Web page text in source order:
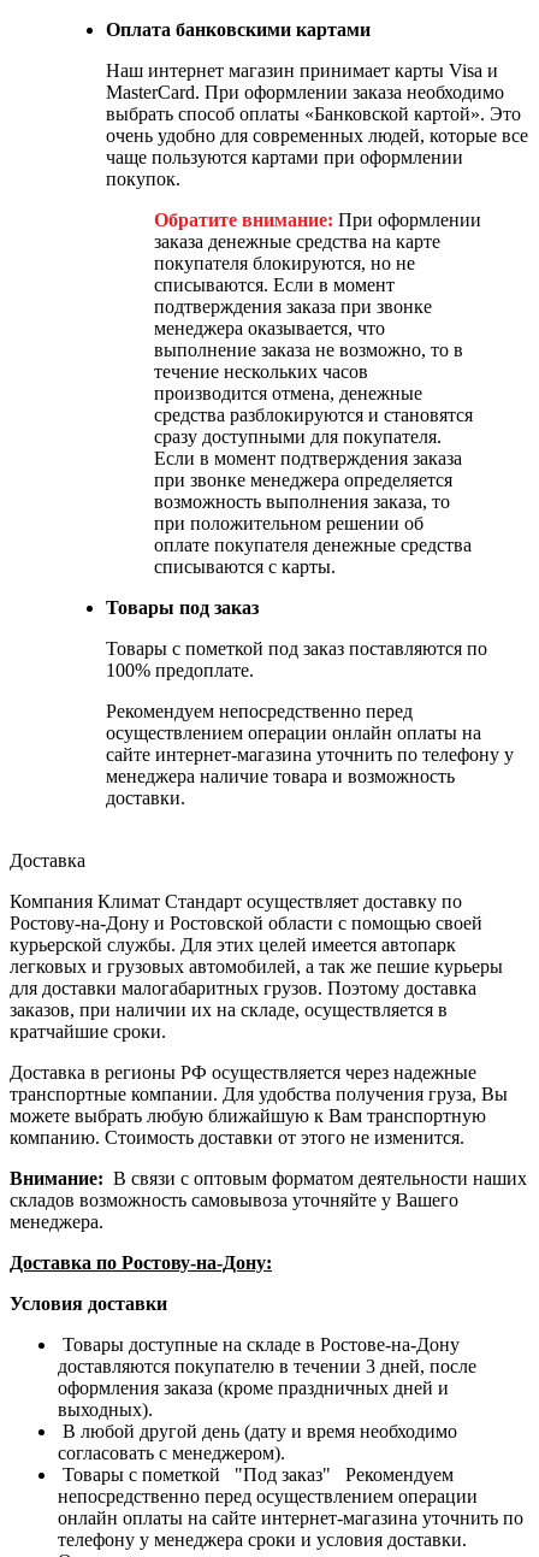
Оплата банковскими картами
Наш интернет магазин принимает карты Visa и
MasterCard. При оформлении заказа необходимо
выбрать способ оплаты «Банковской картой». Это
очень удобно для современных людей, которые все
чаще пользуются картами при оформлении
покупок.
Обратите внимание: При оформлении
заказа денежные средства на карте
покупателя блокируются, но не
списываются. Если в момент
подтверждения заказа при звонке
менеджера оказывается, что
выполнение заказа не возможно, то в
течение нескольких часов
производится отмена, денежные
средства разблокируются и становятся
сразу доступными для покупателя.
Если в момент подтверждения заказа
при звонке менеджера определяется
возможность выполнения заказа, то
при положительном решении об
оплате покупателя денежные средства
списываются с карты.
Товары под заказ
Товары с пометкой под заказ поставляются по
100% предоплате.
Рекомендуем непосредственно перед
осуществлением операции онлайн оплаты на
сайте интернет-магазина уточнить по телефону у
менеджера наличие товара и возможность
доставки.
Доставка
Компания Климат Стандарт осуществляет доставку по
Ростову-на-Дону и Ростовской области с помощью своей
курьерской службы. Для этих целей имеется автопарк
легковых и грузовых автомобилей, а так же пешие курьеры
для доставки малогабаритных грузов. Поэтому доставка
заказов, при наличии их на складе, осуществляется в
кратчайшие сроки.
Доставка в регионы РФ осуществляется через надежные
транспортные компании. Для удобства получения груза, Вы
можете выбрать любую ближайшую к Вам транспортную
компанию. Стоимость доставки от этого не изменится.
Внимание: В связи с оптовым форматом деятельности наших
складов возможность самовывоза уточняйте у Вашего
менеджера.
Доставка по Ростову-на-Дону:
Условия доставки
Товары доступные на складе в Ростове-на-Дону
доставляются покупателю в течении 3 дней, после
оформления заказа (кроме праздничных дней и
выходных).
В любой другой день (дату и время необходимо
согласовать с менеджером).
Товары с пометкой "Под заказ" Рекомендуем
непосредственно перед осуществлением операции
онлайн оплаты на сайте интернет-магазина уточнить по
телефону у менеджера сроки и условия доставки.